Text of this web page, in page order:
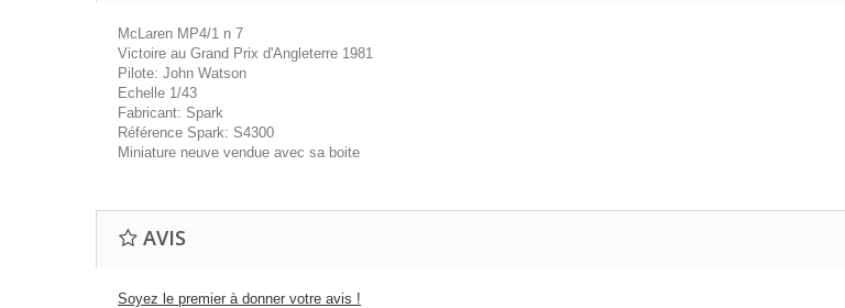
McLaren MP4/1 n 7
Victoire au Grand Prix d'Angleterre 1981
Pilote: John Watson
Echelle 1/43
Fabricant: Spark
Référence Spark: S4300
Miniature neuve vendue avec sa boite
AVIS
Soyez le premier à donner votre avis !